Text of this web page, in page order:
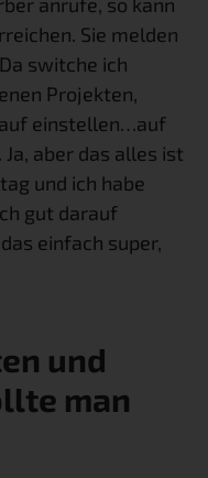
Sie melden
switche ich
Projekten,
einstellen…auf
aber das alles ist
und ich habe
gut darauf
einfach super,
und
man